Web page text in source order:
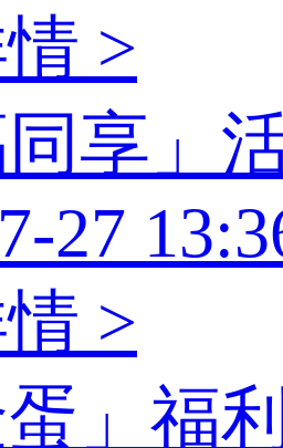
>
同享」
27
>
蛋」福